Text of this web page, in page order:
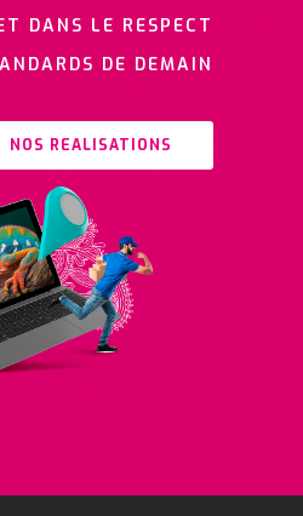
DANS LE RESPECT
DE DEMAIN
NOS REALISATIONS